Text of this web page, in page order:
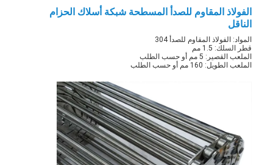
الفولاذ المقاوم للصدأ المسطحة شبكة أسلاك الحزام
الناقل
المواد: الفولاذ المقاوم للصدأ 304
قطر السلك: 1.5 مم
الملعب القصير: 5 مم أو حسب الطلب
الملعب الطويل: 160 مم أو حسب الطلب